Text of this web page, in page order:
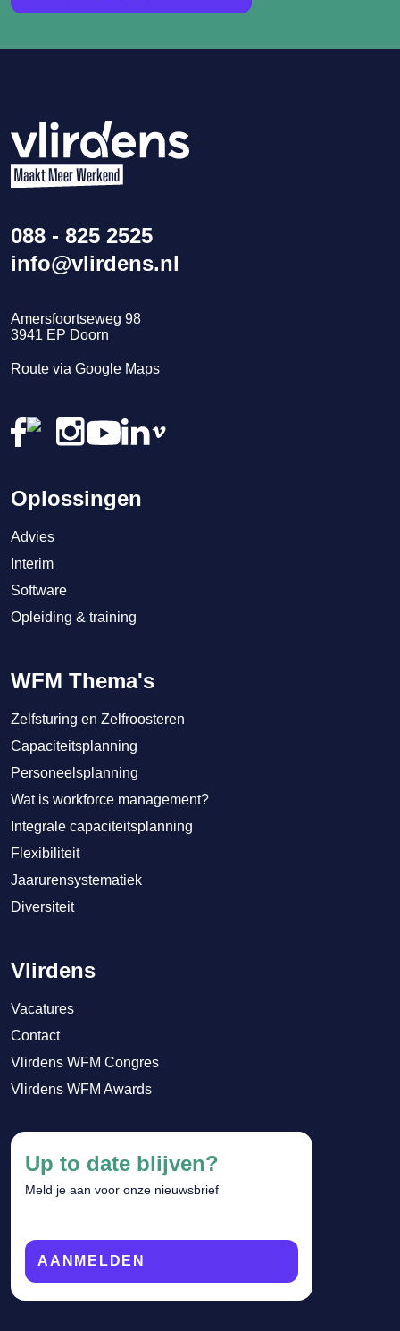
088 - 825 2525
info@vlirdens.nl
Amersfoortseweg 98
3941 EP Doorn
Route via Google Maps
Oplossingen
Advies
Interim
Software
Opleiding & training
WFM Thema's
Zelfsturing en Zelfroosteren
Capaciteitsplanning
Personeelsplanning
Wat is workforce management?
Integrale capaciteitsplanning
Flexibiliteit
Jaarurensystematiek
Diversiteit
Vlirdens
Vacatures
Contact
Vlirdens WFM Congres
Vlirdens WFM Awards
Up to date blijven?
Meld je aan voor onze nieuwsbrief
AANMELDEN